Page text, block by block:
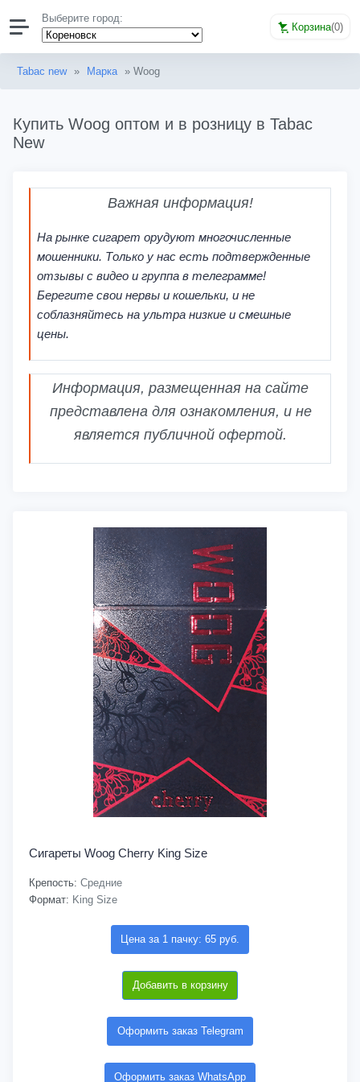
Выберите город:
Корзина(0)
Tabac new » Марка » Woog
Купить Woog оптом и в розницу в Tabac
New
Важная информация!
На рынке сигарет орудуют многочисленные
мошенники. Только у нас есть подтвержденные
отзывы с видео и группа в телеграмме!
Берегите свои нервы и кошельки, и не
соблазняйтесь на ультра низкие и смешные
цены.
Информация, размещенная на сайте
представлена для ознакомления, и не
является публичной офертой.
Сигареты Woog Cherry King Size
Крепость: Средние
Формат: King Size
Цена за 1 пачку: 65 руб.
Добавить в корзину
Оформить заказ Telegram
Оформить заказ WhatsApp